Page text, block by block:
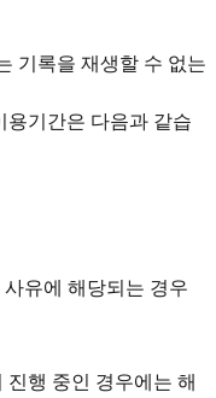
기록을 재생할 수 없는
기간은 다음과 같습
유에 해당되는 경우
행 중인 경우에는 해